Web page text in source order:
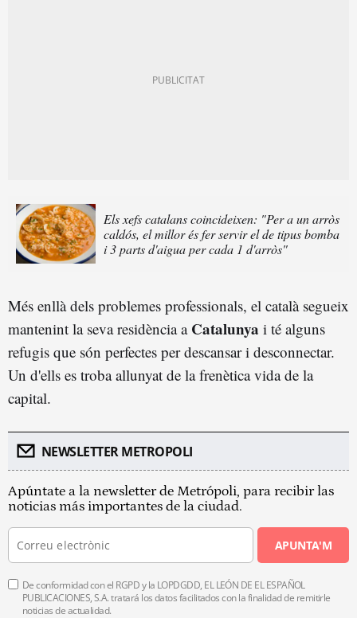
Els xefs catalans coincideixen: "Per a un arròs
caldós, el millor és fer servir el de tipus bomba
i 3 parts d'aigua per cada 1 d'arròs"
Més enllà dels problemes professionals, el català segueix
mantenint la seva residència a Catalunya i té alguns
refugis que són perfectes per descansar i desconnectar.
Un d'ells es troba allunyat de la frenètica vida de la
capital.
NEWSLETTER METROPOLI
Apúntate a la newsletter de Metrópoli, para recibir las
noticias más importantes de la ciudad.
APUNTA'M
De conformidad con el RGPD y la LOPDGDD, EL LEÓN DE EL ESPAÑOL
PUBLICACIONES, S.A. tratará los datos facilitados con la finalidad de remitirle
noticias de actualidad.